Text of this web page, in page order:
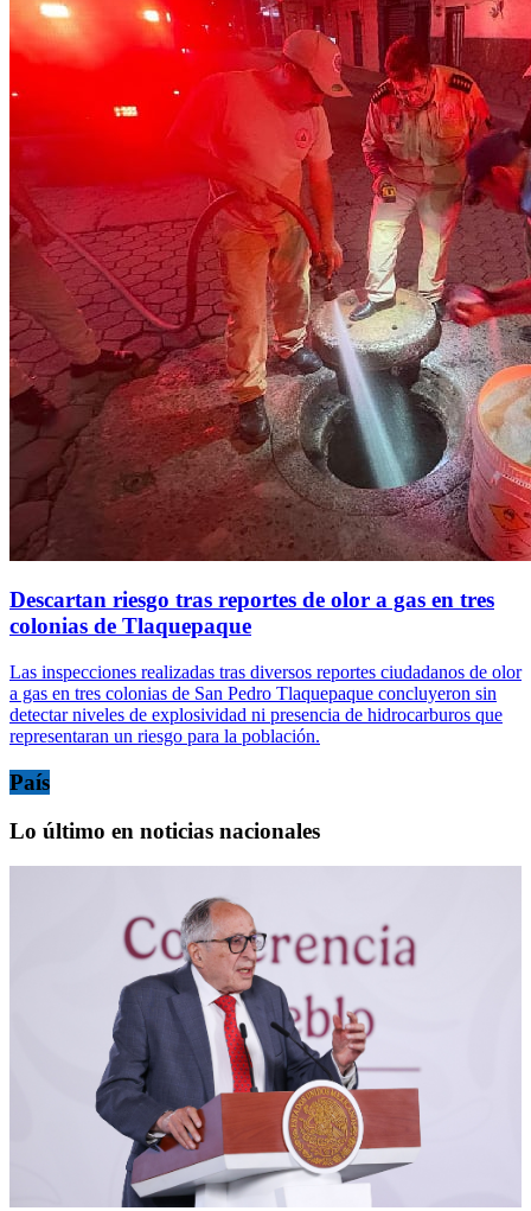
Descartan riesgo tras reportes de olor a gas en tres
colonias de Tlaquepaque
Las inspecciones realizadas tras diversos reportes ciudadanos de olor
a gas en tres colonias de San Pedro Tlaquepaque concluyeron sin
detectar niveles de explosividad ni presencia de hidrocarburos que
representaran un riesgo para la población.
País
Lo último en noticias nacionales